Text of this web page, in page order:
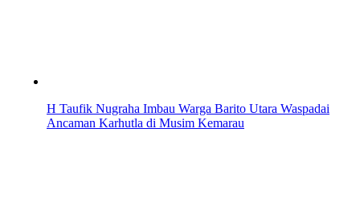
H Taufik Nugraha Imbau Warga Barito Utara Waspadai
Ancaman Karhutla di Musim Kemarau